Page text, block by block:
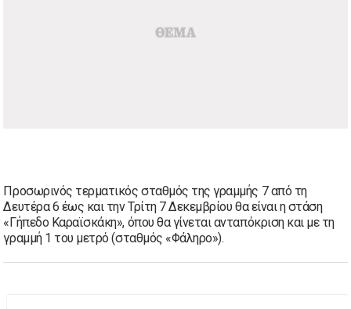
Προσωρινός τερματικός σταθμός της γραμμής 7 από τη
Δευτέρα 6 έως και την Τρίτη 7 Δεκεμβρίου θα είναι η στάση
«Γήπεδο Καραϊσκάκη», όπου θα γίνεται ανταπόκριση και με τη
γραμμή 1 του μετρό (σταθμός «Φάληρο»).